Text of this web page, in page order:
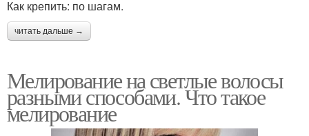
Как крепить: по шагам.
читать дальше →
Мелирование на светлые волосы
разными способами. Что такое
мелирование